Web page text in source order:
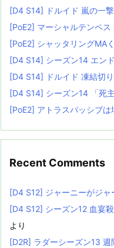
[D4 S14] ドルイド 嵐の一
[PoE2] マーシャルテンペ
[PoE2] シャッタリングMA
[D4 S14] シーズン14 エン
[D4 S14] ドルイド 凍結切
[D4 S14] シーズン14 「死
[PoE2] アトラスパッシブは
Recent Comments
[D4 S12] ジャーニーがジャ
[D4 S12] シーズン12 血宴
より
[D2R] ラダーシーズン13